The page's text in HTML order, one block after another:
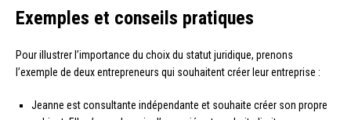
Exemples et conseils pratiques
Pour illustrer l’importance du choix du statut juridique, prenons
l’exemple de deux entrepreneurs qui souhaitent créer leur entreprise :
Jeanne est consultante indépendante et souhaite créer son propre